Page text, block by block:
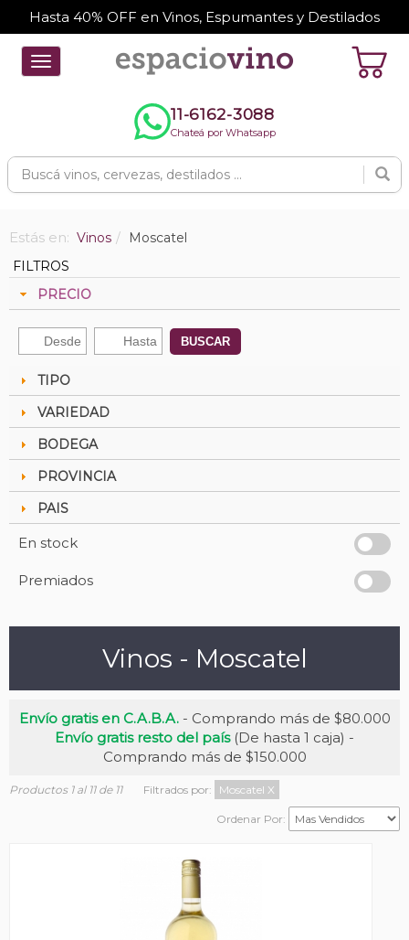
Hasta 40% OFF en Vinos, Espumantes y Destilados
Toggle
navigation
11-6162-3088
Chateá por Whatsapp
Estás en: Vinos
Moscatel
FILTROS
PRECIO
BUSCAR
TIPO
VARIEDAD
BODEGA
PROVINCIA
PAIS
En stock
Premiados
Vinos - Moscatel
Envío gratis en C.A.B.A.- Comprando más de $80.000
Envío gratis resto del país(De hasta 1 caja) -
Comprando más de $150.000
Productos 1 al 11 de 11 Filtrados por: Moscatel X
Ordenar Por: